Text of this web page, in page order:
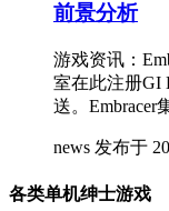
前景分析
游戏资讯：
室在此注册GI
送。Embracer
news 发布于
各类单机绅士游戏